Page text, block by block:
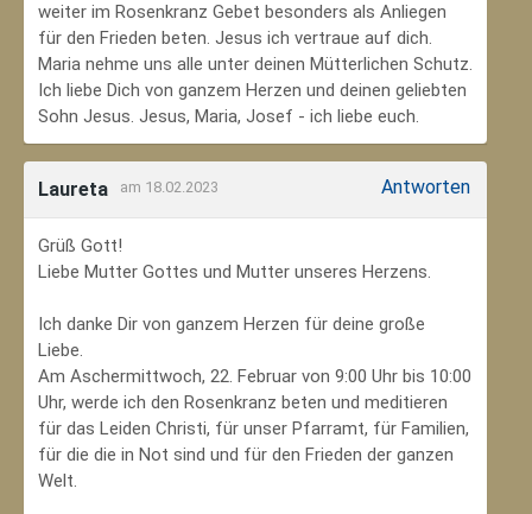
weiter im Rosenkranz Gebet besonders als Anliegen
für den Frieden beten. Jesus ich vertraue auf dich.
Maria nehme uns alle unter deinen Mütterlichen Schutz.
Ich liebe Dich von ganzem Herzen und deinen geliebten
Sohn Jesus. Jesus, Maria, Josef - ich liebe euch.
Laureta am 18.02.2023 Antworten
Grüß Gott!
Liebe Mutter Gottes und Mutter unseres Herzens.
Ich danke Dir von ganzem Herzen für deine große
Liebe.
Am Aschermittwoch, 22. Februar von 9:00 Uhr bis 10:00
Uhr, werde ich den Rosenkranz beten und meditieren
für das Leiden Christi, für unser Pfarramt, für Familien,
für die die in Not sind und für den Frieden der ganzen
Welt.